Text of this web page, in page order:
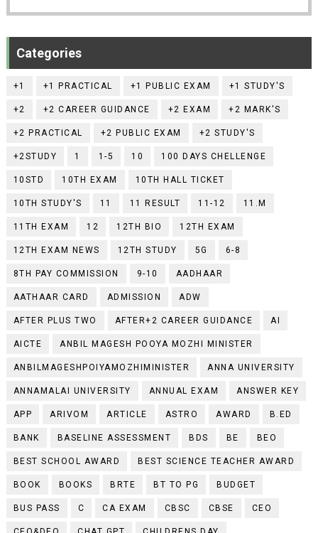
Categories
+1 +1 PRACTICAL +1 PUBLIC EXAM +1 STUDY'S
+2 +2 CAREER GUIDANCE +2 EXAM +2 MARK'S
+2 PRACTICAL +2 PUBLIC EXAM +2 STUDY'S
+2STUDY 1 1-5 10 100 DAYS CHELLENGE
10STD 10TH EXAM 10TH HALL TICKET
10TH STUDY'S 11 11 RESULT 11-12 11.M
11TH EXAM 12 12TH BIO 12TH EXAM
12TH EXAM NEWS 12TH STUDY 5G 6-8
8TH PAY COMMISSION 9-10 AADHAAR
AATHAAR CARD ADMISSION ADW
AFTER PLUS TWO AFTER+2 CAREER GUIDANCE AI
AICTE ANBIL MAGESH POOYA MOZHI MINISTER
ANBILMAGESHPOIYAMOZHIMINISTER ANNA UNIVERSITY
ANNAMALAI UNIVERSITY ANNUAL EXAM ANSWER KEY
APP ARIVOM ARTICLE ASTRO AWARD B.ED
BANK BASELINE ASSESSMENT BDS BE BEO
BEST SCHOOL AWARD BEST SCIENCE TEACHER AWARD
BOOK BOOKS BRTE BT TO PG BUDGET
BUS PASS C CA EXAM CBSC CBSE CEO